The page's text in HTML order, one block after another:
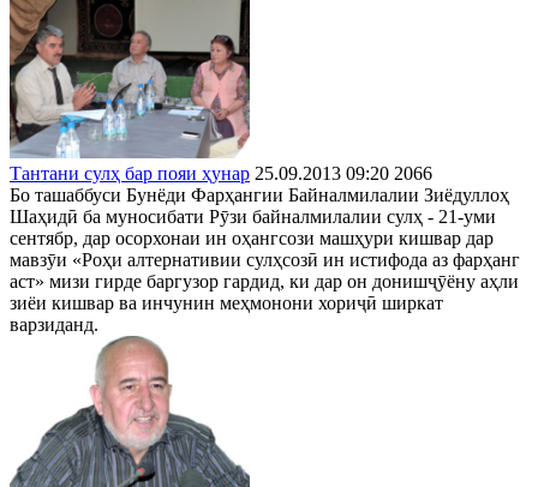
Тантани сулҳ бар пояи ҳунар 25.09.2013 09:20 2066
Бо ташаббуси Бунёди Фарҳангии Байналмилалии Зиёдуллоҳ
Шаҳидӣ ба муносибати Рӯзи байналмилалии сулҳ - 21-уми
сентябр, дар осорхонаи ин оҳангсози машҳури кишвар дар
мавзӯи «Роҳи алтернативии сулҳсозӣ ин истифода аз фарҳанг
аст» мизи гирде баргузор гардид, ки дар он донишҷӯёну аҳли
зиёи кишвар ва инчунин меҳмонони хориҷӣ ширкат
варзиданд.